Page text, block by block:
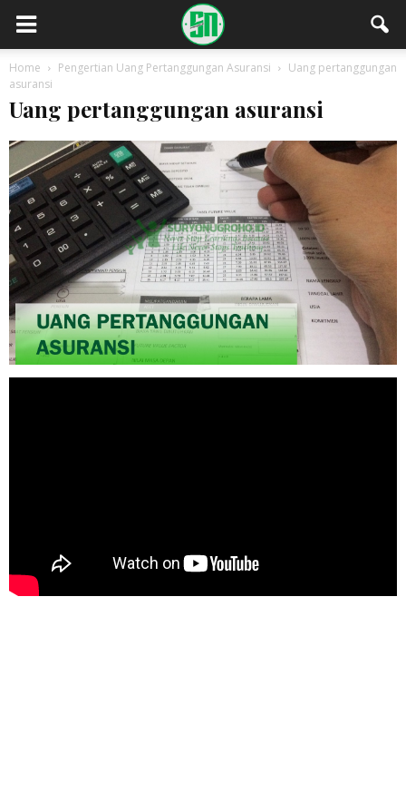
Home Pengertian Uang Pertanggungan Asuransi
Uang pertanggungan
asuransi
Uang pertanggungan asuransi